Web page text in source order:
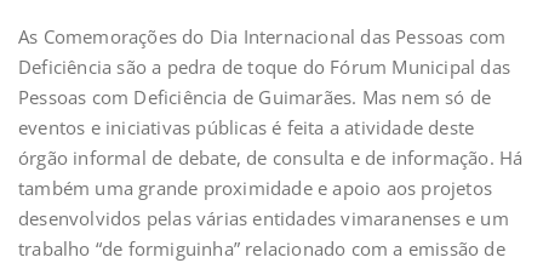
As Comemorações do Dia Internacional das Pessoas com
Deficiência são a pedra de toque do Fórum Municipal das
Pessoas com Deficiência de Guimarães. Mas nem só de
eventos e iniciativas públicas é feita a atividade deste
órgão informal de debate, de consulta e de informação. Há
também uma grande proximidade e apoio aos projetos
desenvolvidos pelas várias entidades vimaranenses e um
trabalho “de formiguinha” relacionado com a emissão de